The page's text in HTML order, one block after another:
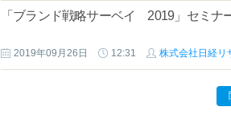
「ブランド戦略サーベイ 2019」セミナ
2019年09月26日 12:31 株式会社日経リ